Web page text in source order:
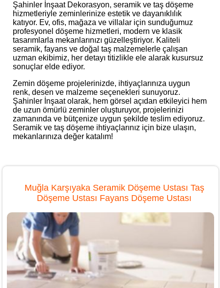
Şahinler İnşaat Dekorasyon, seramik ve taş döşeme
hizmetleriyle zeminlerinize estetik ve dayanıklılık
katıyor. Ev, ofis, mağaza ve villalar için sunduğumuz
profesyonel döşeme hizmetleri, modern ve klasik
tasarımlarla mekanlarınızı güzelleştiriyor. Kaliteli
seramik, fayans ve doğal taş malzemelerle çalışan
uzman ekibimiz, her detayı titizlikle ele alarak kusursuz
sonuçlar elde ediyor.
Zemin döşeme projelerinizde, ihtiyaçlarınıza uygun
renk, desen ve malzeme seçenekleri sunuyoruz.
Şahinler İnşaat olarak, hem görsel açıdan etkileyici hem
de uzun ömürlü zeminler oluşturuyor, projelerinizi
zamanında ve bütçenize uygun şekilde teslim ediyoruz.
Seramik ve taş döşeme ihtiyaçlarınız için bize ulaşın,
mekanlarınıza değer katalım!
Muğla Karşıyaka Seramik Döşeme Ustası Taş
Döşeme Ustası Fayans Döşeme Ustası